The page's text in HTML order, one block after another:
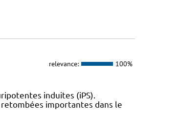
relevance: 100%
induites (iPS).
importantes dans le